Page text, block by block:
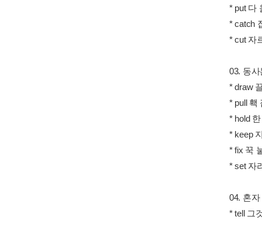
* put 다
* catch
* cut 자
03. 동
* draw
* pull 홱
* hold
* keep
* fix 꾹
* set 자
04. 혼
* tell 그